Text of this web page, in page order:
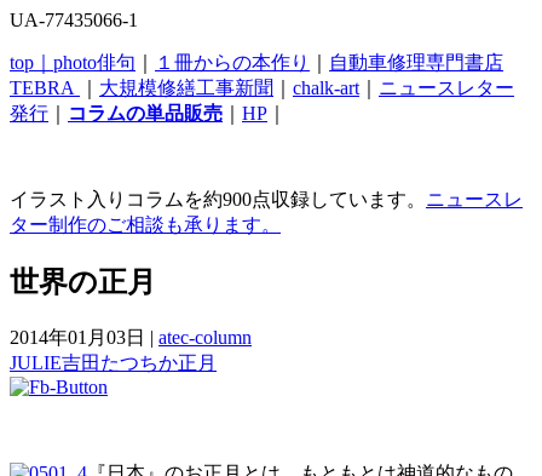
UA-77435066-1
top｜ photo俳句 １冊からの本作り
自動車修理専門書店
TEBRA
大規模修繕工事新聞 chalk-art
ニュースレター
発行
コラムの単品販売 HP
イラスト入りコラムを約900点収録しています。 ニュースレ
ター制作のご相談も承ります。
世界の正月
2014年01月03日 | atec-column
JULIE吉田たつちか正月